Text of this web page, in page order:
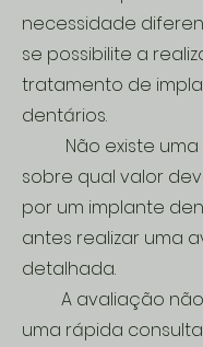
necessidade
se possibilite a
tratamento de
dentários.
Não existe uma
sobre qual valor
por um implante
antes realizar uma
detalhada.
A avaliação não
uma rápida